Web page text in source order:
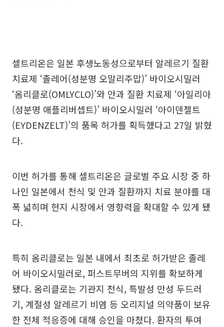
셀트리온은 일본 후생노동성으로부터 알레르기 질환
치료제 ‘졸레어(성분명 오말리주맙)’ 바이오시밀러
‘옴리클로(OMLYCLO)’와 안과 질환 치료제 ‘아일리아
(성분명 애플리버셉트)’ 바이오시밀러 ‘아이덴젤트
(EYDENZELT)’의 품목 허가를 획득했다고 27일 밝혔
다.
이번 허가를 통해 셀트리온은 글로벌 주요 시장 중 하
나인 일본에서 천식 및 안과 질환까지 치료 분야를 대
폭 넓히며 현지 시장에서 영향력을 확대할 수 있게 됐
다.
특히 옴리클로는 일본 내에서 최초로 허가받은 졸레
어 바이오시밀러로, 퍼스트무버의 지위를 확보하게
됐다. 옴리클로는 기관지 천식, 특발성 만성 두드러
기, 계절성 알레르기 비염 등 오리지널 의약품이 보유
한 전체 적응증에 대해 승인을 마쳤다. 환자의 투여